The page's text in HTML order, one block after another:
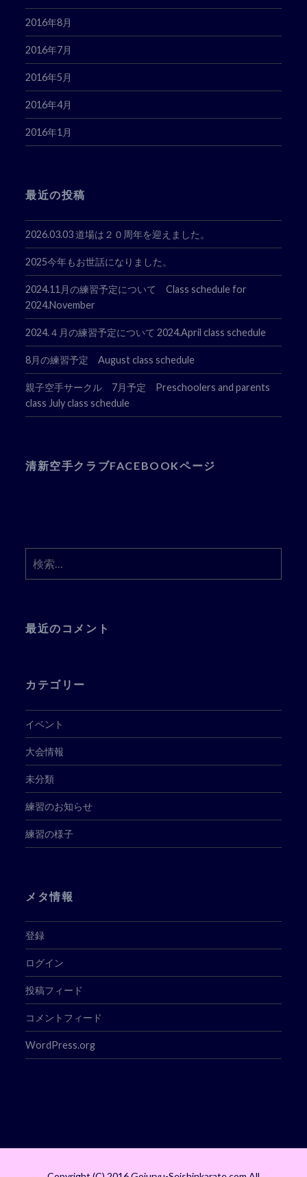
2016年8月
2016年7月
2016年5月
2016年4月
2016年1月
最近の投稿
2026.03.03 道場は２０周年を迎えました。
2025今年もお世話になりました。
2024.11月の練習予定について Class schedule for
2024.November
2024.４月の練習予定について 2024.April class schedule
8月の練習予定 August class schedule
親子空手サークル 7月予定 Preschoolers and parents
class July class schedule
清新空手クラブFACEBOOKページ
索:
最近のコメント
カテゴリー
イベント
大会情報
未分類
練習のお知らせ
練習の様子
メタ情報
登録
ログイン
投稿フィード
コメントフィード
WordPress.org